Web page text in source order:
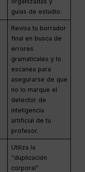
guías de estudio.
Revisa tu borrador
final en busca de
errores
gramaticales y lo
escanea para
asegurarse de que
no lo marque el
detector de
inteligencia
artificial de tu
profesor.
Utiliza la
“duplicación
corporal”